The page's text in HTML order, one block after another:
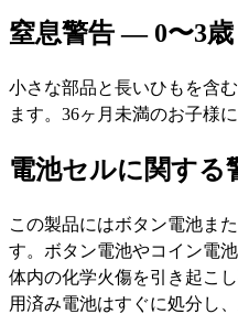
窒息警告 — 0〜3歳
小さな部品と長いひもを含
ます。36ヶ月未満のお子様
電池セルに関する
この製品にはボタン電池ま
す。ボタン電池やコイン電
体内の化学火傷を引き起こ
用済み電池はすぐに処分し